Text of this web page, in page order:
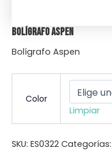
Bolígrafo Aspen
Bolígrafo Aspen
Color
Limpiar
SKU: ES0322 Categorías: